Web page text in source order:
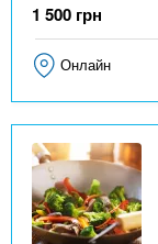
1 500 грн
Онлайн